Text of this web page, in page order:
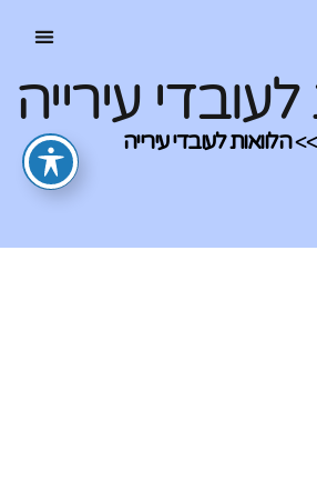
עירייה
>>הלוואות לעובדי עירייה